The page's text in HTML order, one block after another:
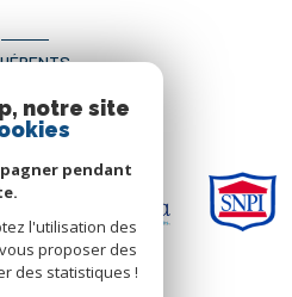
notre site
pendant
l'utilisation des
proposer des
des statistiques !